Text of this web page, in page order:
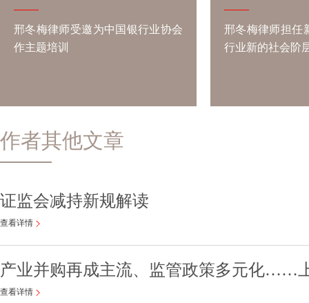
邢冬梅律师受邀为中国银行业协会
作主题培训
邢冬梅律师担任
行业新的社会阶
作者其他文章
证监会减持新规解读
查看详情
产业并购再成主流、监管政策多元化……
查看详情